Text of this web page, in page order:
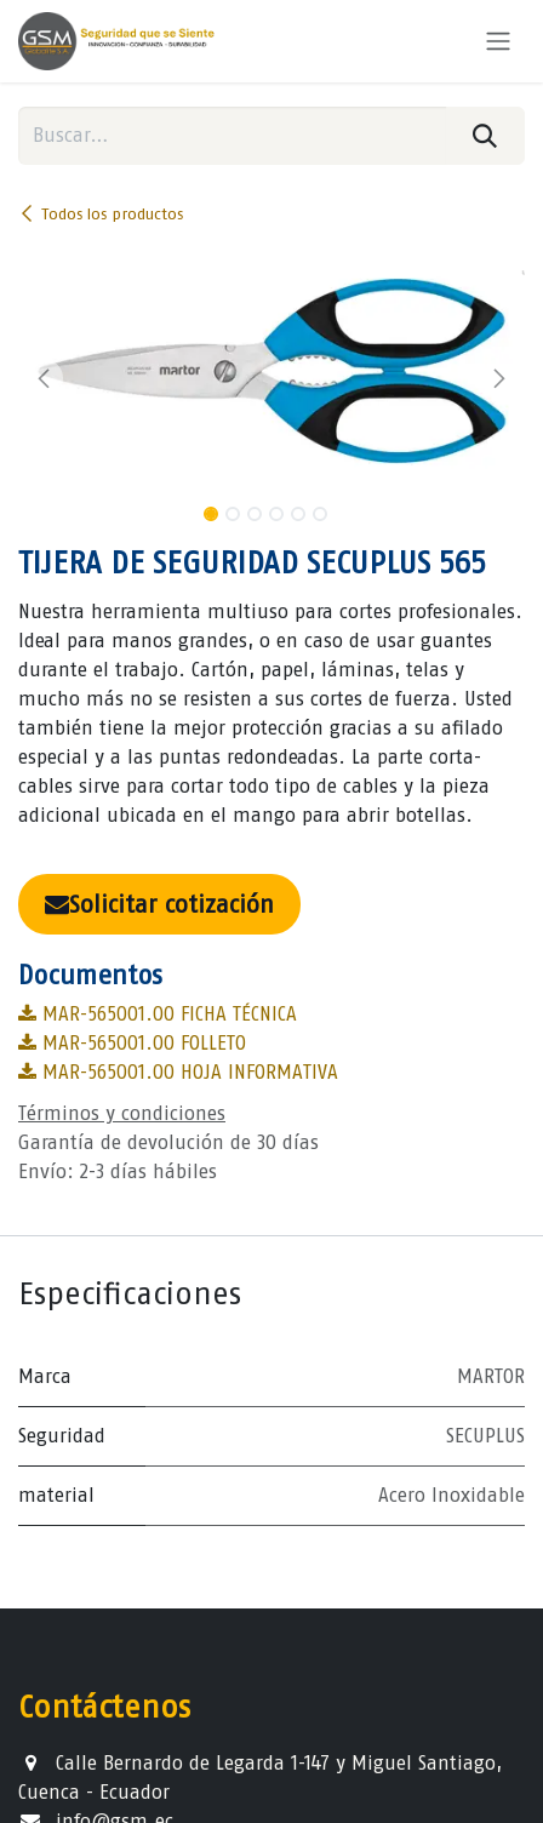
Ir al contenido
Todos los productos
TIJERA DE SEGURIDAD SECUPLUS 565
Nuestra herramienta multiuso para cortes profesionales.
Ideal para manos grandes, o en caso de usar guantes
durante el trabajo. Cartón, papel, láminas, telas y
mucho más no se resisten a sus cortes de fuerza. Usted
también tiene la mejor protección gracias a su afilado
especial y a las puntas redondeadas. La parte corta-
cables sirve para cortar todo tipo de cables y la pieza
adicional ubicada en el mango para abrir botellas.
Solicitar cotización
Documentos
MAR-565001.00 FICHA TÉCNICA
MAR-565001.00 FOLLETO
MAR-565001.00 HOJA INFORMATIVA
Términos y condiciones
Garantía de devolución de 30 días
Envío: 2-3 días hábiles
Especificaciones
Marca MARTOR
Seguridad SECUPLUS
material Acero Inoxidable
Contáctenos
Calle Bernardo de Legarda 1-147 y Miguel Santiago,
Cuenca - Ecuador